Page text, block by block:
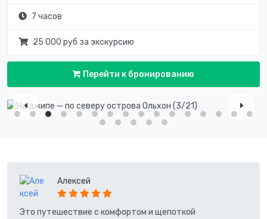
7 часов
25 000 руб за экскурсию
Перейти к бронированию
Алексей
Это путешествие с комфортом и щепоткой